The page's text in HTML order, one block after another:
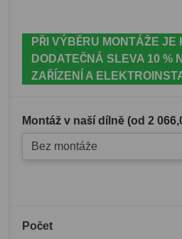
PŘI VÝBĚRU MONTÁŽE JE
DODATEČNÁ SLEVA 10 %
ZAŘÍZENÍ A
Montáž v naší dílně (od 2
Bez montáže
Počet